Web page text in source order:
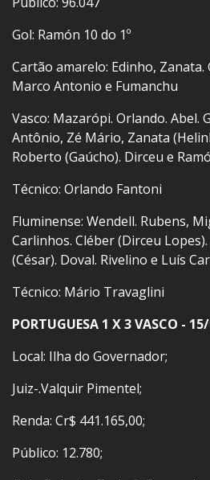
Gol: Ramón 10 do 1º
Cartão amarelo: Edinho, Zanata.
Marco Antonio e Fumanchu
Vasco: Mazarópi. Orlando. Abel.
Antônio, Zé Mário, Zanata
Roberto (Gaúcho). Dirceu e
Técnico: Orlando Fantoni
Fluminense: Wendell. Rubens,
Carlinhos. Cléber (Dirceu
(César). Doval. Rivelino e Luís
Técnico: Mário Travaglini
PORTUGUESA 1 X 3 VASCO -
Local: Ilha do Governador;
Juiz-.Valquir Pimentel;
Renda: Cr$ 441.165,00;
Público: 12.780;